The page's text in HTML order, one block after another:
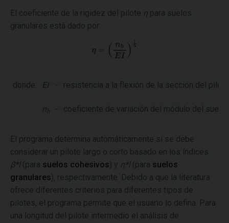
El coeficiente de la rigidez del pilote η para suelos
granulares está dado por:
donde: EI - resistencia a la flexión de la sección del
nh - coeficiente de variación del módulo del suelo [
El programa determina automáticamente si se debe
considerar un pilote largo o corto basado en los índices
β*l(para suelos cohesivos) y η*l(para suelos
granulares), respectivamente. Debido a que la literatura
ofrece diferentes criterios para diferentes tipos de
pilotes, el programa permite que el usuario lo defina. Para
una longitud del pilote intermedio el análisis de